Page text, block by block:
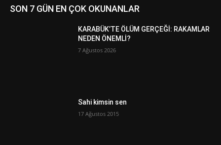
SON 7 GÜN EN ÇOK OKUNANLAR
KARABÜK’TE ÖLÜM GERÇEĞİ: RAKAMLAR
NEDEN ÖNEMLİ?
7 Ağustos 2026
Sahi kimsin sen
17 Ağustos 2015